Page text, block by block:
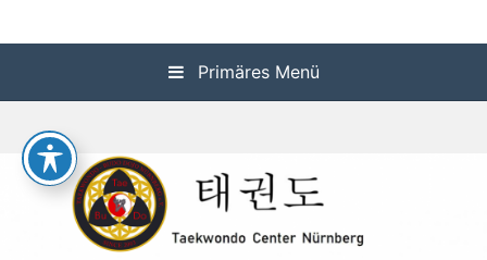
InhaltTaekwondo-Center-
Nürnberg
Primäres Menü